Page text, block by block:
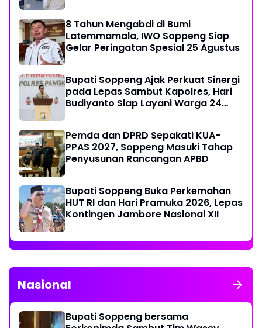
8 Tahun Mengabdi di Bumi
Latemmamala, IWO Soppeng Siap
Gelar Peringatan Spesial 25 Agustus
Bupati Soppeng Ajak Perkuat Sinergi
pada Lepas Sambut Kapolres, Hari
Budiyanto Siap Layani Warga 24
Pemda dan DPRD Sepakati KUA-
PPAS 2027, Soppeng Masuki Tahap
Penyusunan Rancangan APBD
Bupati Soppeng Buka Perkemahan
HUT RI dan Hari Pramuka 2026, Lepas
Kontingen Jambore Nasional XII
Nasional
Bupati Soppeng bersama